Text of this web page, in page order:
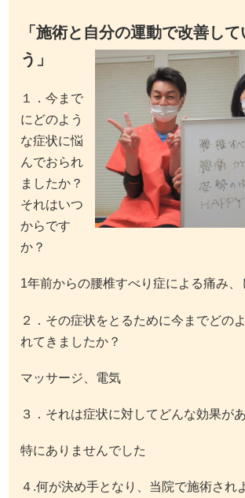
「施術と自分の運動で改善して
う」
１．今まで
にどのよう
な症状に悩
んでおられ
ましたか？
それはいつ
からです
か？
1年前からの腰椎すべり症による痛み、
２．その症状をとるために今までどの
れてきましたか？
マッサージ、電気
３．それは症状に対してどんな効果が
特にありませんでした
４.何が決め手となり、当院で施術され